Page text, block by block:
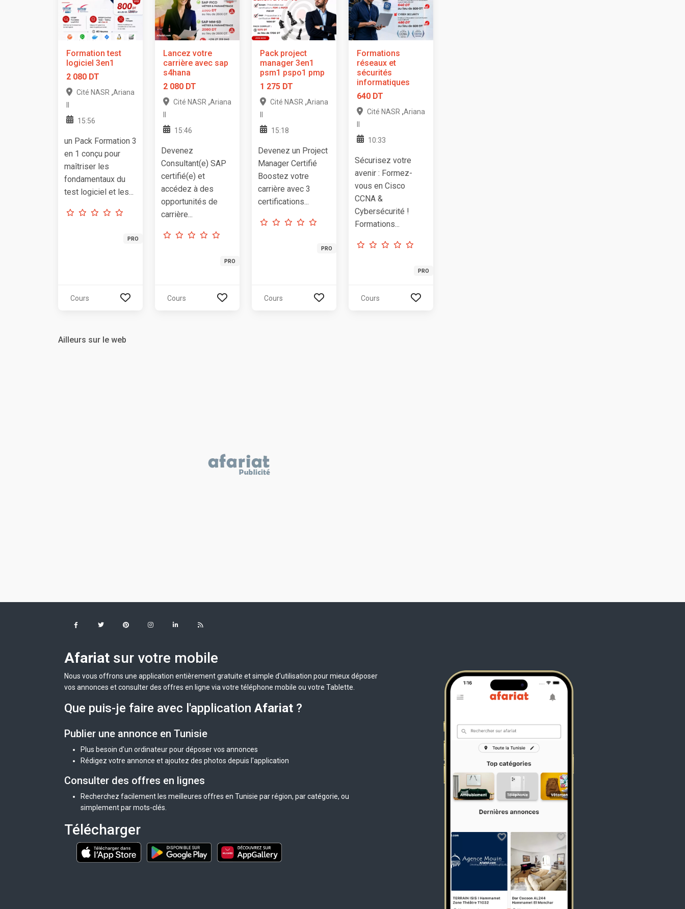
Formation test
logiciel 3en1
2 080 DT
Cité NASR ,Ariana
15:56
un Pack Formation 3
en 1 conçu pour
maîtriser les
fondamentaux du
test logiciel et les...
PRO
Cours
Lancez votre
carrière avec sap
s4hana
2 080 DT
Cité NASR ,Ariana
15:46
Devenez
Consultant(e) SAP
certifié(e) et
accédez à des
opportunités de
carrière...
PRO
Cours
Pack project
manager 3en1
psm1 pspo1 pmp
1 275 DT
Cité NASR ,Ariana
15:18
Devenez un Project
Manager Certifié
Boostez votre
carrière avec 3
certifications...
PRO
Cours
Formations
réseaux et
sécurités
informatiques
640 DT
Cité NASR ,Ariana
10:33
Sécurisez votre
avenir : Formez-
vous en Cisco
CCNA &
Cybersécurité !
Formations...
PRO
Cours
Ailleurs sur le web
Afariat sur votre mobile
Nous vous offrons une application entièrement gratuite et simple d'utilisation pour mieux déposer
vos annonces et consulter des offres en ligne via votre téléphone mobile ou votre Tablette.
Que puis-je faire avec l'application Afariat ?
Publier une annonce en Tunisie
Plus besoin d'un ordinateur pour déposer vos annonces
Rédigez votre annonce et ajoutez des photos depuis l'application
Consulter des offres en lignes
Recherchez facilement les meilleures offres en Tunisie par région, par catégorie, ou
simplement par mots-clés.
Télécharger